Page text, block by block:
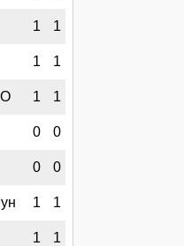
1 1
1 1
1 1
0 0
0 0
1 1
1 1